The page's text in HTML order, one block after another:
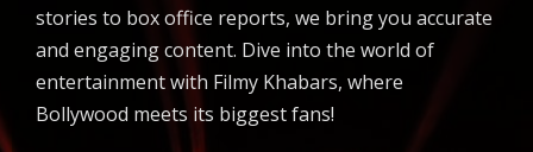
stories to box office reports, we bring you accurate
and engaging content. Dive into the world of
entertainment with Filmy Khabars, where
Bollywood meets its biggest fans!